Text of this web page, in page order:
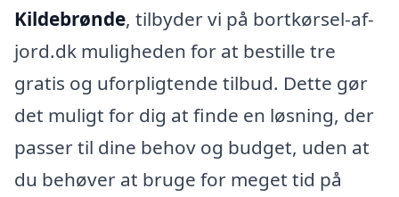
Kildebrønde, tilbyder vi på bortkørsel-af-
jord.dk muligheden for at bestille tre
gratis og uforpligtende tilbud. Dette gør
det muligt for dig at finde en løsning, der
passer til dine behov og budget, uden at
du behøver at bruge for meget tid på